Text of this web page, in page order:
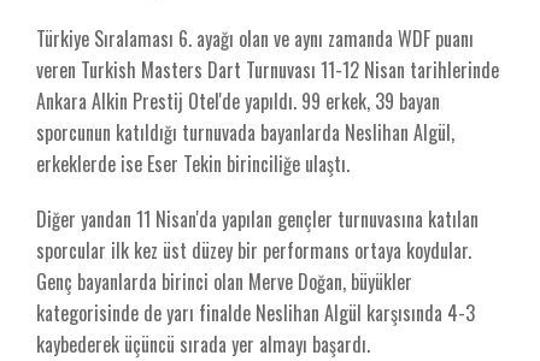
Türkiye Sıralaması 6. ayağı olan ve aynı zamanda WDF puanı
veren Turkish Masters Dart Turnuvası 11-12 Nisan tarihlerinde
Ankara Alkin Prestij Otel'de yapıldı. 99 erkek, 39 bayan
sporcunun katıldığı turnuvada bayanlarda Neslihan Algül,
erkeklerde ise Eser Tekin birinciliğe ulaştı.
Diğer yandan 11 Nisan'da yapılan gençler turnuvasına katılan
sporcular ilk kez üst düzey bir performans ortaya koydular.
Genç bayanlarda birinci olan Merve Doğan, büyükler
kategorisinde de yarı finalde Neslihan Algül karşısında 4-3
kaybederek üçüncü sırada yer almayı başardı.